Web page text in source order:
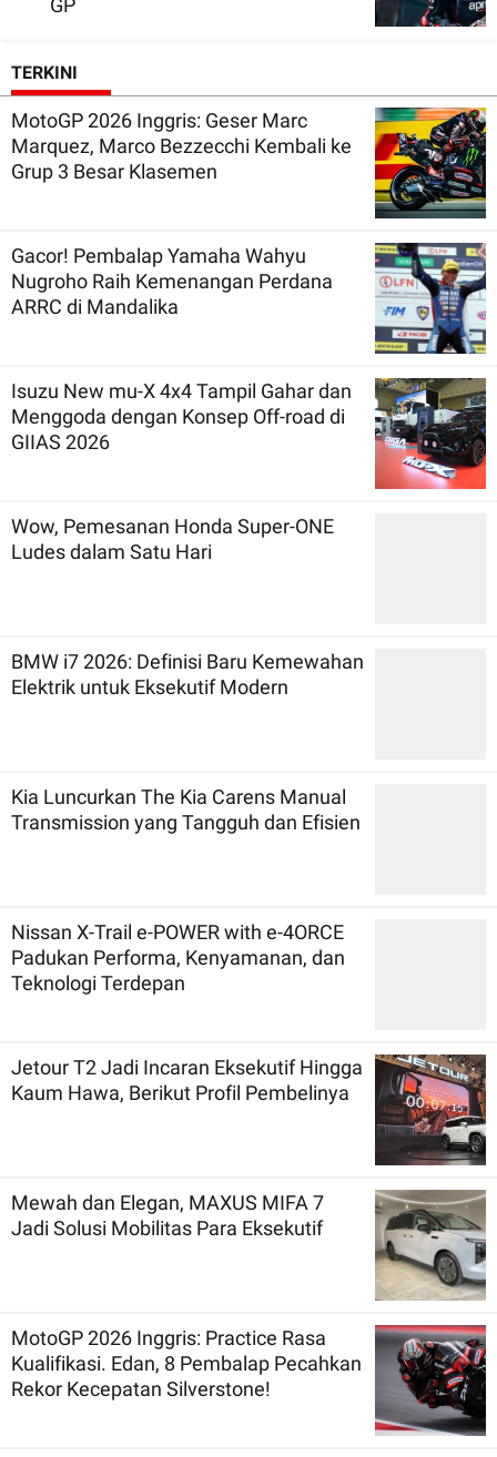
TERKINI
MotoGP 2026 Inggris: Geser Marc
Marquez, Marco Bezzecchi Kembali ke
Grup 3 Besar Klasemen
Gacor! Pembalap Yamaha Wahyu
Nugroho Raih Kemenangan Perdana
ARRC di Mandalika
Isuzu New mu-X 4x4 Tampil Gahar dan
Menggoda dengan Konsep Off-road di
GIIAS 2026
Wow, Pemesanan Honda Super-ONE
Ludes dalam Satu Hari
BMW i7 2026: Definisi Baru Kemewahan
Elektrik untuk Eksekutif Modern
Kia Luncurkan The Kia Carens Manual
Transmission yang Tangguh dan Efisien
Nissan X-Trail e-POWER with e-4ORCE
Padukan Performa, Kenyamanan, dan
Teknologi Terdepan
Jetour T2 Jadi Incaran Eksekutif Hingga
Kaum Hawa, Berikut Profil Pembelinya
Mewah dan Elegan, MAXUS MIFA 7
Jadi Solusi Mobilitas Para Eksekutif
MotoGP 2026 Inggris: Practice Rasa
Kualifikasi. Edan, 8 Pembalap Pecahkan
Rekor Kecepatan Silverstone!